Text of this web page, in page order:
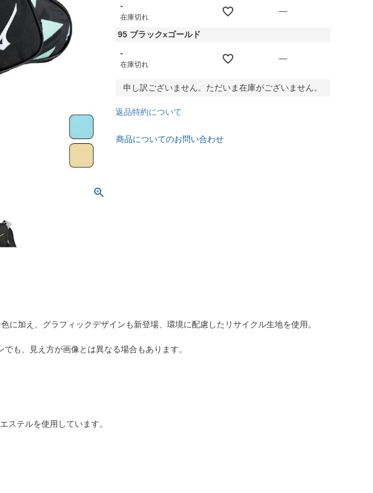
-
在庫切れ
—
95 ブラックxゴールド
-
在庫切れ
—
申し訳ございません。ただいま在庫がございません。
返品特約について
商品についてのお問い合わせ
に加え、グラフィックデザインも新登場、環境に配慮したリサイクル生地を使用。
も、見え方が画像とは異なる場合もあります。
ステルを使用しています。